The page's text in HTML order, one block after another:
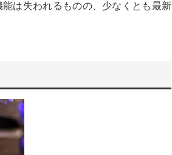
は失われるものの、少なくとも最新